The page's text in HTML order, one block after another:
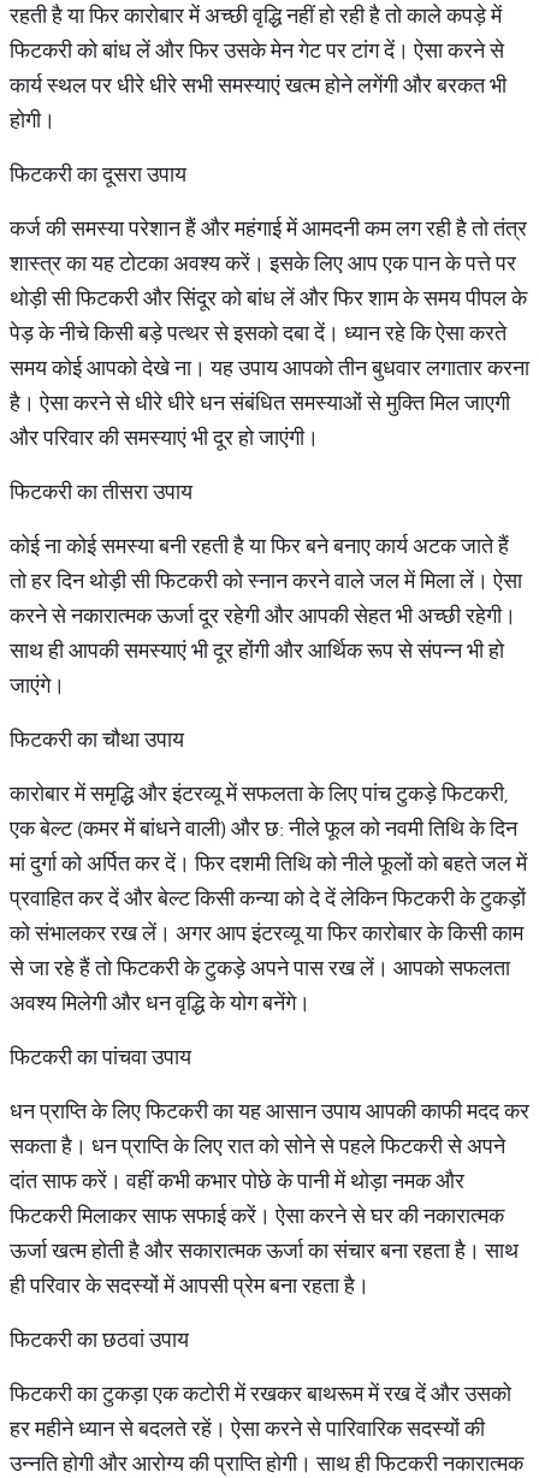
रहती है या फिर कारोबार में अच्छी वृद्धि नहीं हो रही है तो काले कपड़े में
फिटकरी को बांध लें और फिर उसके मेन गेट पर टांग दें। ऐसा करने से
कार्य स्थल पर धीरे धीरे सभी समस्याएं खत्म होने लगेंगी और बरकत भी
होगी।
फिटकरी का दूसरा उपाय
कर्ज की समस्या परेशान हैं और महंगाई में आमदनी कम लग रही है तो तंत्र
शास्त्र का यह टोटका अवश्य करें। इसके लिए आप एक पान के पत्ते पर
थोड़ी सी फिटकरी और सिंदूर को बांध लें और फिर शाम के समय पीपल के
पेड़ के नीचे किसी बड़े पत्थर से इसको दबा दें। ध्यान रहे कि ऐसा करते
समय कोई आपको देखे ना। यह उपाय आपको तीन बुधवार लगातार करना
है। ऐसा करने से धीरे धीरे धन संबंधित समस्याओं से मुक्ति मिल जाएगी
और परिवार की समस्याएं भी दूर हो जाएंगी।
फिटकरी का तीसरा उपाय
कोई ना कोई समस्या बनी रहती है या फिर बने बनाए कार्य अटक जाते हैं
तो हर दिन थोड़ी सी फिटकरी को स्नान करने वाले जल में मिला लें। ऐसा
करने से नकारात्मक ऊर्जा दूर रहेगी और आपकी सेहत भी अच्छी रहेगी।
साथ ही आपकी समस्याएं भी दूर होंगी और आर्थिक रूप से संपन्न भी हो
जाएंगे।
फिटकरी का चौथा उपाय
कारोबार में समृद्धि और इंटरव्यू में सफलता के लिए पांच टुकड़े फिटकरी,
एक बेल्ट (कमर में बांधने वाली) और छ: नीले फूल को नवमी तिथि के दिन
मां दुर्गा को अर्पित कर दें। फिर दशमी तिथि को नीले फूलों को बहते जल में
प्रवाहित कर दें और बेल्ट किसी कन्या को दे दें लेकिन फिटकरी के टुकड़ों
को संभालकर रख लें। अगर आप इंटरव्यू या फिर कारोबार के किसी काम
से जा रहे हैं तो फिटकरी के टुकड़े अपने पास रख लें। आपको सफलता
अवश्य मिलेगी और धन वृद्धि के योग बनेंगे।
फिटकरी का पांचवा उपाय
धन प्राप्ति के लिए फिटकरी का यह आसान उपाय आपकी काफी मदद कर
सकता है। धन प्राप्ति के लिए रात को सोने से पहले फिटकरी से अपने
दांत साफ करें। वहीं कभी कभार पोछे के पानी में थोड़ा नमक और
फिटकरी मिलाकर साफ सफाई करें। ऐसा करने से घर की नकारात्मक
ऊर्जा खत्म होती है और सकारात्मक ऊर्जा का संचार बना रहता है। साथ
ही परिवार के सदस्यों में आपसी प्रेम बना रहता है।
फिटकरी का छठवां उपाय
फिटकरी का टुकड़ा एक कटोरी में रखकर बाथरूम में रख दें और उसको
हर महीने ध्यान से बदलते रहें। ऐसा करने से पारिवारिक सदस्यों की
उन्नति होगी और आरोग्य की प्राप्ति होगी। साथ ही फिटकरी नकारात्मक